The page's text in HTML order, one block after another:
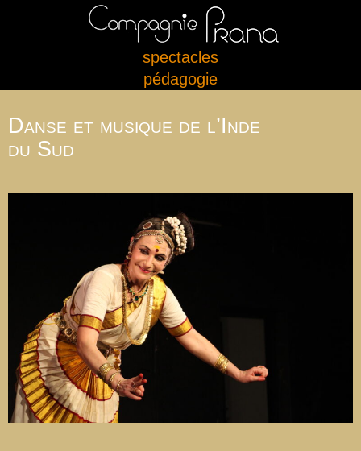
spectacles
pédagogie
Danse et musique de l’Inde
du Sud